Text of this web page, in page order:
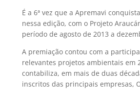
É a 6ª vez que a Apremavi
nessa edição, com o Projeto
período de agosto de 2013 a
A premiação contou com a
relevantes projetos ambientais em
contabiliza, em mais de duas
inscritos das principais empresas,